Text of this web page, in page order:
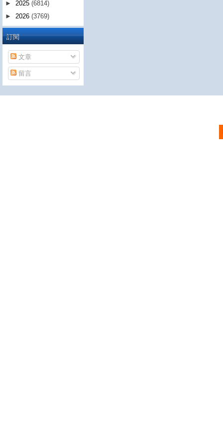
► 2025 (6814)
► 2026 (3769)
訂閱
文章
留言